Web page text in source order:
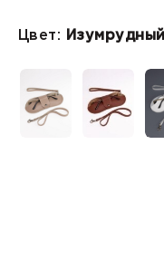
Цвет: Изумрудный